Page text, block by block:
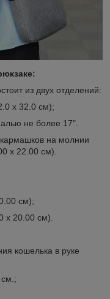
из двух отделений:
х 32.0 см);
не более 17".
на молнии
х 22.00 см).
см);
х 20.00 см).
кошелька в руке